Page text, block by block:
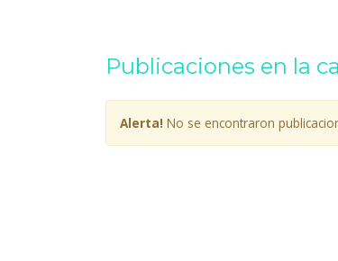
Publicaciones en la
Alerta! No se encontraron